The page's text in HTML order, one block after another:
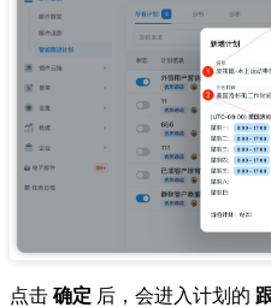
点击 确定 后，会进入计划的